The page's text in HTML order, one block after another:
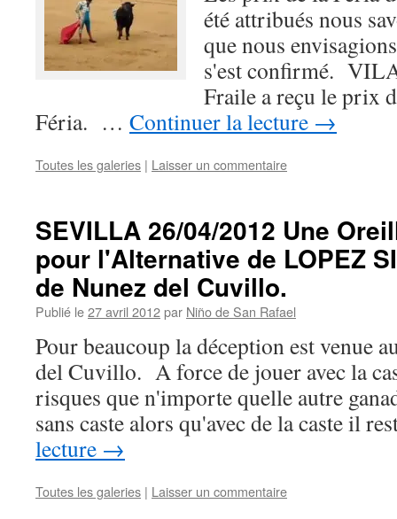
été attribués nous
que nous
s'est confirmé.
Fraile a reçu le prix
Féria. … Continuer la lecture →
Toutes les galeries | Laisser un commentaire
SEVILLA 26/04/2012 Une
pour l'Alternative de LOPEZ
de Nunez del Cuvillo.
Publié le27 avril 2012par Niño de San Rafael
Pour beaucoup la déception est venue
del Cuvillo. A force de jouer avec la
risques que n'importe quelle autre
sans caste alors qu'avec de la caste il
lecture →
Toutes les galeries | Laisser un commentaire